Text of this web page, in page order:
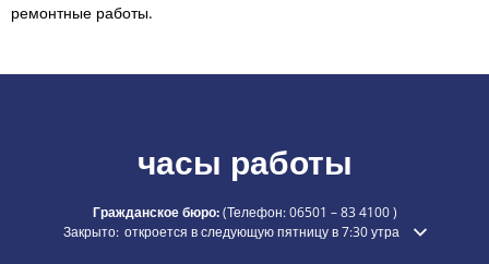
ремонтные работы.
часы работы
Гражданское бюро:(Телефон:06501 – 83 4100)
Нажмите, чтобы скрыть дополнительное время открытия или
Закрыто: откроется в следующую пятницу в 7:30 утра